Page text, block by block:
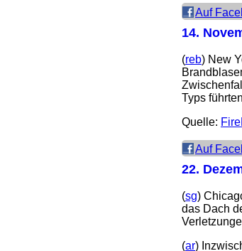
Auf
14.
(reb) New
Typs
Quelle:
Auf
22.
(sg)
das Dach
(ar)